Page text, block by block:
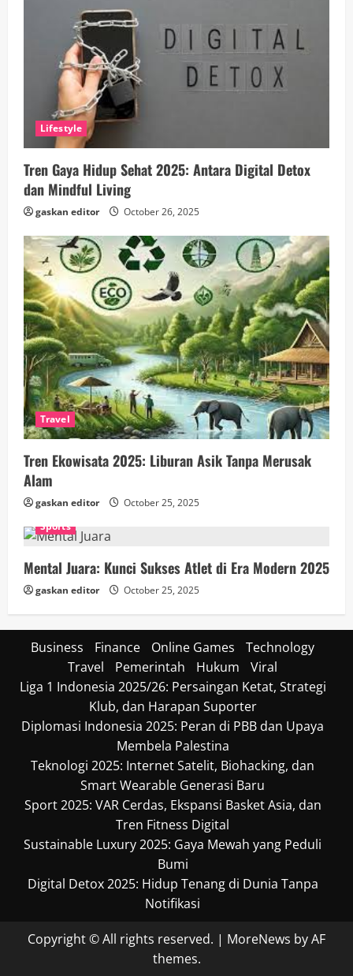
Lifestyle
Tren Gaya Hidup Sehat 2025: Antara Digital Detox
dan Mindful Living
gaskan editor October 26, 2025
Travel
Tren Ekowisata 2025: Liburan Asik Tanpa Merusak
Alam
gaskan editor
October 25, 2025
Sports
Mental Juara: Kunci Sukses Atlet di Era Modern 2025
gaskan editor October 25, 2025
Business Finance Online Games
Technology
Travel
Pemerintah Hukum
Viral
Liga 1 Indonesia 2025/26: Persaingan Ketat, Strategi
Klub, dan Harapan Suporter
Diplomasi Indonesia 2025: Peran di PBB dan Upaya
Membela Palestina
Teknologi 2025: Internet Satelit, Biohacking, dan
Smart Wearable Generasi Baru
Sport 2025: VAR Cerdas, Ekspansi Basket Asia, dan
Tren Fitness Digital
Sustainable Luxury 2025: Gaya Mewah yang Peduli
Bumi
Digital Detox 2025: Hidup Tenang di Dunia Tanpa
Notifikasi
Copyright © All rights reserved. | MoreNews by AF
themes.